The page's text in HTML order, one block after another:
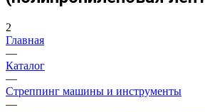
2
Главная
—
Каталог
—
Стреппинг машины и инструменты
—